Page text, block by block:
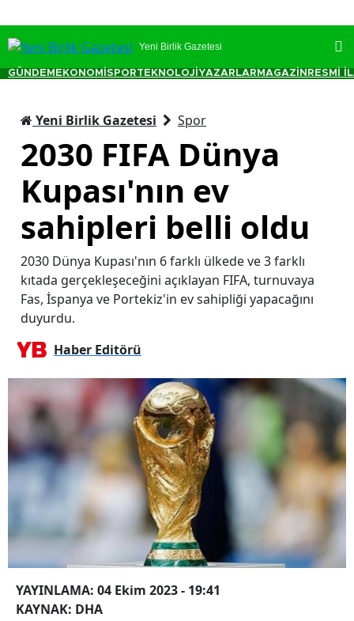
Yeni Birlik Gazetesi
GÜNDEM EKONOMİ SPORTEKNOLOJİ YAZARLAR MAGAZİN RESMİ
Yeni Birlik Gazetesi Spor
2030 FIFA Dünya
Kupası'nın ev
sahipleri belli oldu
2030 Dünya Kupası'nın 6 farklı ülkede ve 3 farklı
kıtada gerçekleşeceğini açıklayan FIFA, turnuvaya
Fas, İspanya ve Portekiz'in ev sahipliği yapacağını
duyurdu.
Haber Editörü
YAYINLAMA: 04 Ekim 2023 - 19:41
KAYNAK: DHA